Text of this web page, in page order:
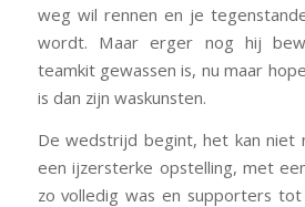
weg wil rennen en je
wordt. Maar erger nog hij
teamkit gewassen is, nu maar
is dan zijn waskunsten.
De wedstrijd begint, het kan niet
een ijzersterke opstelling, met
zo volledig was en supporters